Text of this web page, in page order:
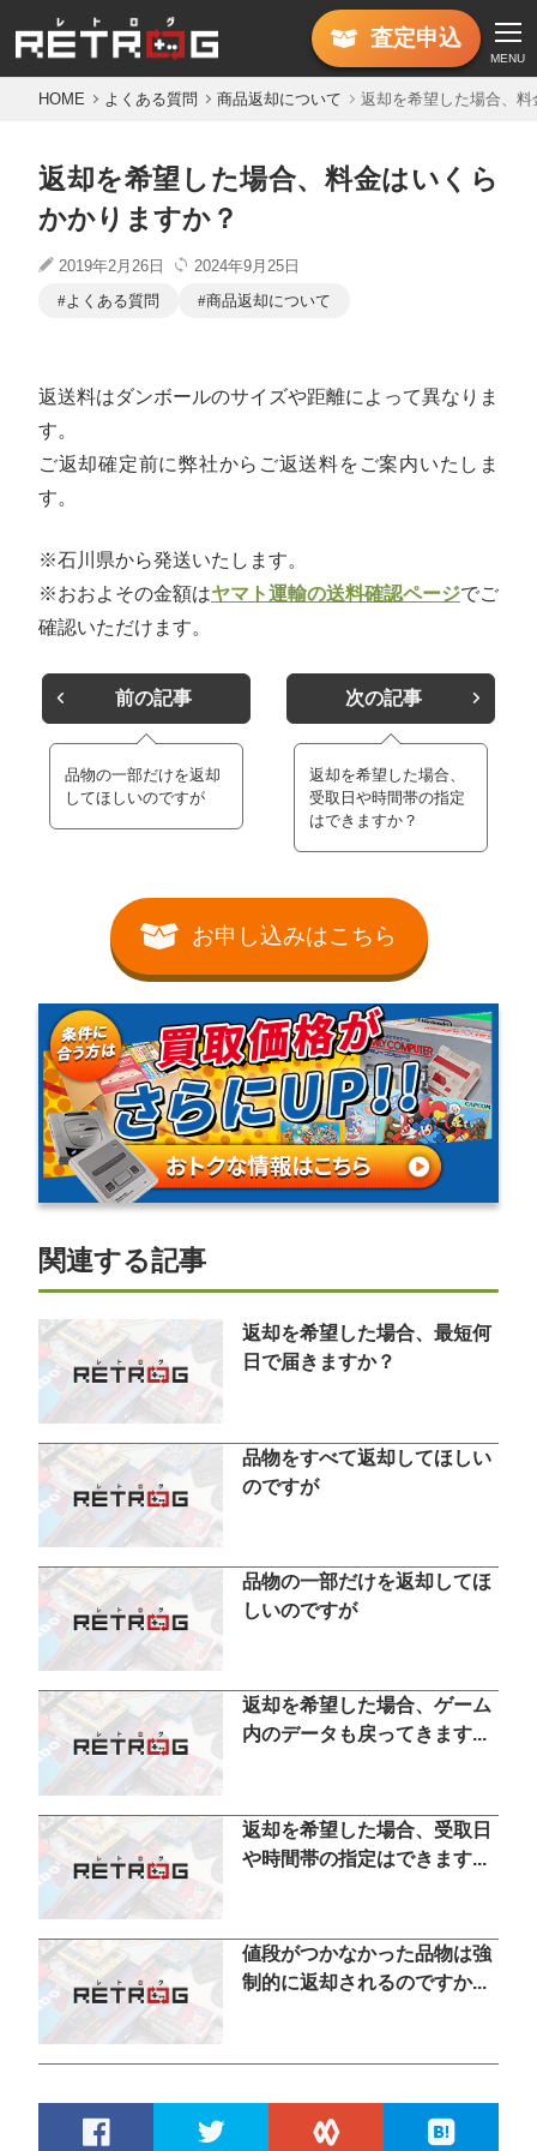
査定申込
MENU
HOME よくある質問 商品返却について 返却を希望した場合、
返却を希望した場合、料金はいくら
かかりますか？
2019年2月26日
2024年9月25日
よくある質問
商品返却について
返送料はダンボールのサイズや距離によって異なりま
す。
ご返却確定前に弊社からご返送料をご案内いたしま
す。
※石川県から発送いたします。
※おおよその金額はヤマト運輸の送料確認ページでご
確認いただけます。
前の記事
品物の一部だけを返却
してほしいのですが
次の記事
返却を希望した場合、
受取日や時間帯の指定
はできますか？
お申し込みはこちら
関連する記事
返却を希望した場合、最短何
日で届きますか？
品物をすべて返却してほしい
のですが
品物の一部だけを返却してほ
しいのですが
返却を希望した場合、ゲーム
内のデータも戻ってきます...
返却を希望した場合、受取日
や時間帯の指定はできます...
値段がつかなかった品物は強
制的に返却されるのですか...